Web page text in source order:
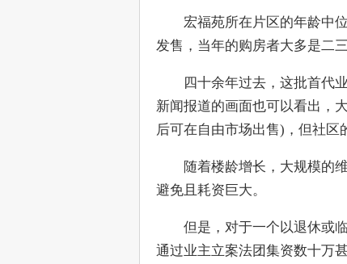
宏福苑所在片区的年龄中位
发售，当年的购房者大多是二
四十余年过去，这批首代业
新闻报道的画面也可以看出，
后可在自由市场出售)，但社区
随着楼龄增长，大规模的维
避免且耗资巨大。
但是，对于一个以退休或临
通过业主立案法团集资数十万